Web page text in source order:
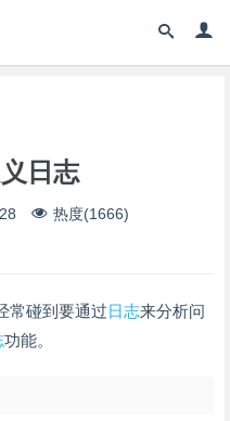
日志
热度(1666)
常碰到要通过日志来分析问
功能。